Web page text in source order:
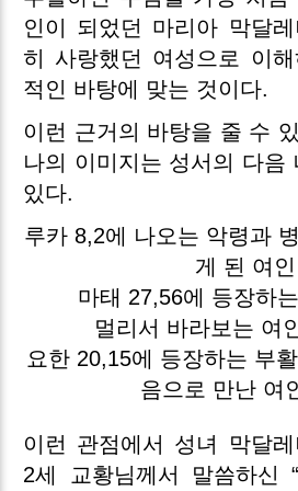
인이 되었던 마리아 막달
히 사랑했던 여성으로 이
적인 바탕에 맞는 것이다.
이런 근거의 바탕을 줄 수
나의 이미지는 성서의 다음
있다.
루카 8,2에 나오는 악령과
게 된 여인
마태 27,56에 등장하
멀리서 바라보는 여
요한 20,15에 등장하는 부
음으로 만난 여
이런 관점에서 성녀 막달
2세 교황님께서 말씀하신